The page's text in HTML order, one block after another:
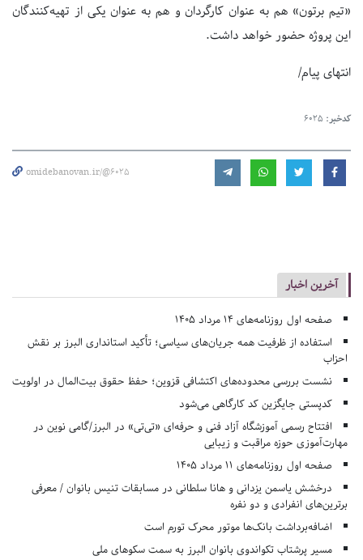
«تیم برتون» هم به عنوان کارگردان و هم به عنوان یکی از تهیه‌کنندگان
این پروژه حضور خواهد داشت.
انتهای پیام/
کدخبر: 6025
omidebanovan.ir/@6025
آخرین اخبار
صفحه اول روزنامه‌های 14 مرداد 1405
استفاده از ظرفیت همه جریان‌های سیاسی؛ تأکید استانداری البرز بر نقش
احزاب
نشست بررسی محدوده‌های اکتشافی قزوین؛ حفظ حقوق بیت‌المال در اولویت
کدپستی جایگزین کد کارگاهی می‌شود
افتتاح رسمی آموزشگاه آزاد فنی و حرفه‌ای «تی‌تی» در البرز/گامی نوین در
مهارت‌آموزی حوزه مراقبت و زیبایی
صفحه اول روزنامه‌های 11 مرداد 1405
درخشش یاسمن یزدانی و هانا سلطانی در مسابقات تنیس بانوان / معرفی
برترین‌های انفرادی و دو نفره
اضافه‌برداشت بانک‌ها موتور محرک تورم است
مسیر پرشتاب تکواندوی بانوان البرز به سمت سکوهای ملی